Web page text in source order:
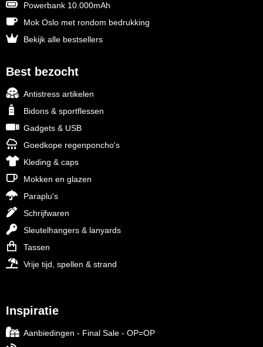
Powerbank 10.000mAh
Mok Oslo met rondom bedrukking
Bekijk alle bestsellers
Best bezocht
Antistress artikelen
Bidons & sportflessen
Gadgets & USB
Goedkope regenponcho's
Kleding & caps
Mokken en glazen
Paraplu's
Schrijfwaren
Sleutelhangers & lanyards
Tassen
Vrije tijd, spellen & strand
Inspiratie
Aanbiedingen - Final Sale - OP=OP